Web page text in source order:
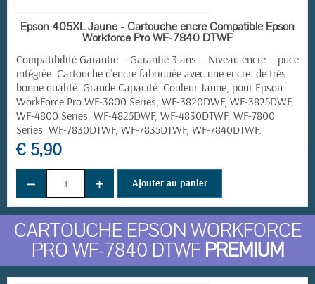
EN STOCK
Epson 405XL Jaune - Cartouche encre Compatible Epson
Workforce Pro WF-7840 DTWF
Compatibilité Garantie - Garantie 3 ans - Niveau encre - puce
intégrée Cartouche d'encre fabriquée avec une encre de très
bonne qualité. Grande Capacité. Couleur Jaune, pour Epson
WorkForce Pro WF-3800 Series, WF-3820DWF, WF-3825DWF,
WF-4800 Series, WF-4825DWF, WF-4830DTWF, WF-7800
Series, WF-7830DTWF, WF-7835DTWF, WF-7840DTWF.
€ 5,90
− + Ajouter au panier
CARTOUCHE EPSON WORKFORCE
PRO WF-7840 DTWFPREMIUM